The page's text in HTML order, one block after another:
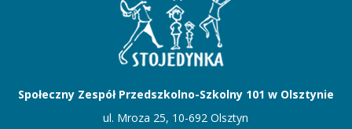
Społeczny Zespół Przedszkolno-Szkolny 101 w Olsztynie
ul. Mroza 25, 10-692 Olsztyn